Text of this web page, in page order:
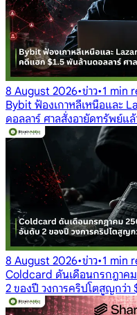
8 August 2026•ข่าว•1 min
Bybit ฟ้องเกาหลีเหนือและ
ดอลลาร์ ศาลสั่งอายัดทรัพย์แล้
8 August 2026•ข่าว•1 min
Coldcard ดันเดือนกรกฎาค
2 ของปี วงการคริปโตสูญกว่า